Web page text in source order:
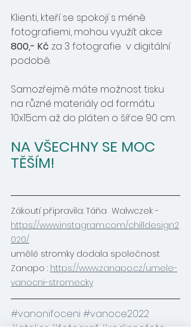
Klienti, kteří se spokojí s méně
fotografiemi, mohou využít akce
800,- Kč za 3 fotografie  v digitální
podobě.
Samozřejmě máte možnost tisku
na různé materiály od formátu
10x15cm až do pláten o šířce 90 cm.
NA VŠECHNY SE MOC
TĚŠÍM!
Zákoutí připravila: Táňa  Walwczek -
https://www.instagram.com/chilldesign2
020/
umělé stromky dodala společnost
Zanapo : https://www.zanapo.cz/umele-
vanocni-stromecky
#vanonifoceni #vanoce2022
#atelier#fotograf#rodinnefoto